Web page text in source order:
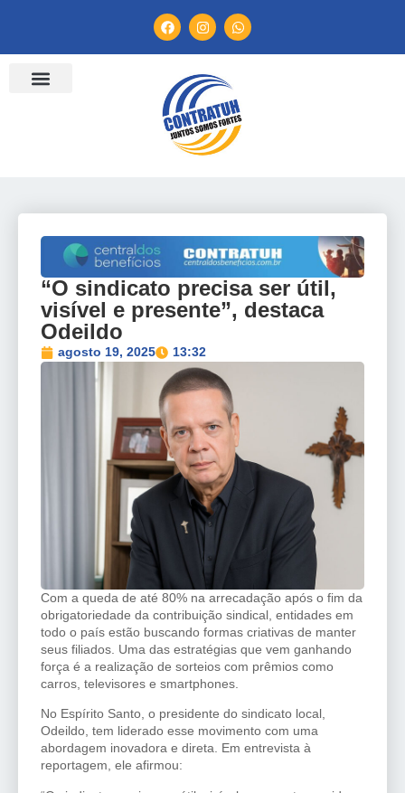
“O sindicato precisa ser útil,
visível e presente”, destaca
Odeildo
agosto 19, 2025 13:32
Com a queda de até 80% na arrecadação após o fim da
obrigatoriedade da contribuição sindical, entidades em
todo o país estão buscando formas criativas de manter
seus filiados. Uma das estratégias que vem ganhando
força é a realização de sorteios com prêmios como
carros, televisores e smartphones.
No Espírito Santo, o presidente do sindicato local,
Odeildo, tem liderado esse movimento com uma
abordagem inovadora e direta. Em entrevista à
reportagem, ele afirmou: